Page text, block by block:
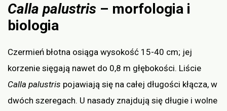
Calla palustris – morfologia i
biologia
Czermień błotna osiąga wysokość 15-40 cm; jej
korzenie sięgają nawet do 0,8 m głębokości. Liście
Calla palustris pojawiają się na całej długości kłącza, w
dwóch szeregach. U nasady znajdują się długie i wolne